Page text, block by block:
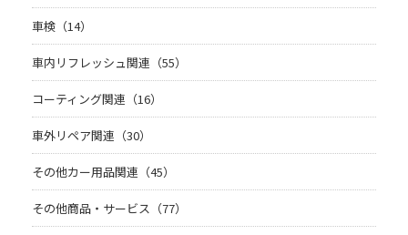
車検（14）
車内リフレッシュ関連（55）
コーティング関連（16）
車外リペア関連（30）
その他カー用品関連（45）
その他商品・サービス（77）